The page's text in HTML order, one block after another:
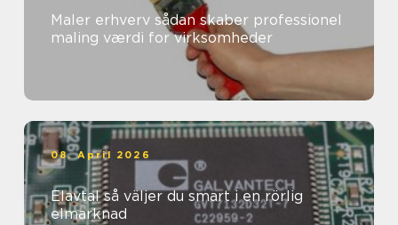
Maler erhverv sådan skaber professionel
maling værdi for virksomheder
08. April 2026
Elavtal så väljer du smart i en rörlig
elmarknad